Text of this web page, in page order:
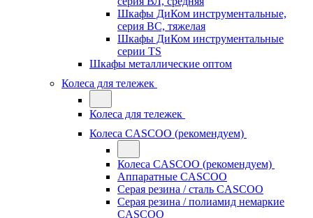
Шкафы ДиКом инструментальные,
серия ВС, тяжелая
Шкафы ДиКом инструментальные
серии TS
Шкафы металлические оптом
Колеса для тележек
Колеса для тележек
Колеса CASCOO (рекомендуем)
Колеса CASCOO (рекомендуем)
Аппаратные CASCOO
Серая резина / сталь CASCOO
Серая резина / полиамид немаркие
CASCOO